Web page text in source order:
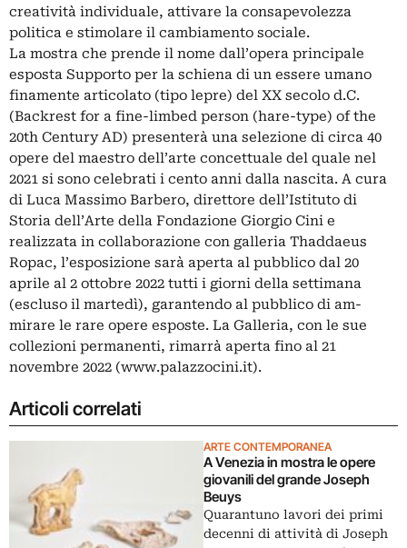
creatività individuale, attivare la consapevolezza
politica e stimolare il cambiamento sociale.
La mostra che prende il nome dall’opera principale
esposta Supporto per la schiena di un essere umano
finamente articolato (tipo lepre) del XX secolo d.C.
(Backrest for a fine-limbed person (hare-type) of the
20th Century AD) presenterà una selezione di circa 40
opere del maestro dell’arte concettuale del quale nel
2021 si sono celebrati i cento anni dalla nascita. A cura
di Luca Massimo Barbero, direttore dell’Istituto di
Storia dell’Arte della Fondazione Giorgio Cini e
realizzata in collaborazione con galleria Thaddaeus
Ropac, l’esposizione sarà aperta al pubblico dal 20
aprile al 2 ottobre 2022 tutti i giorni della settimana
(escluso il martedì), garantendo al pubblico di am-
mirare le rare opere esposte. La Galleria, con le sue
collezioni permanenti, rimarrà aperta fino al 21
novembre 2022 (www.palazzocini.it).
Articoli correlati
ARTE CONTEMPORANEA
A Venezia in mostra le opere
giovanili del grande Joseph
Beuys
Quarantuno lavori dei primi
decenni di attività di Joseph